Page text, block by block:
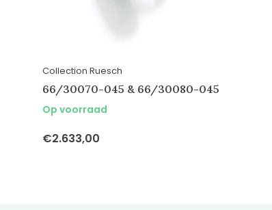
Collection Ruesch
66/30070-045 & 66/30080-045
Op voorraad
€2.633,00